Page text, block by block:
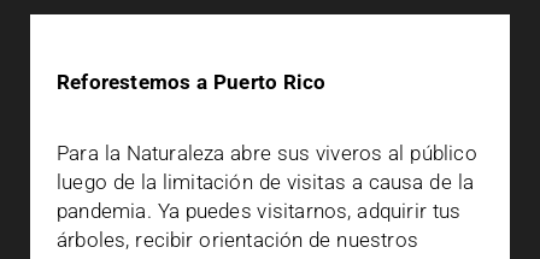
Reforestemos a Puerto Rico
Para la Naturaleza abre sus viveros al público
luego de la limitación de visitas a causa de la
pandemia. Ya puedes visitarnos, adquirir tus
árboles, recibir orientación de nuestros